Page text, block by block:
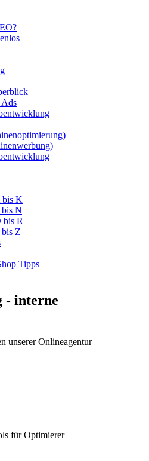
bis K
N
bis R
Z
Tipps
- interne
unserer Onlineagentur
für Optimierer